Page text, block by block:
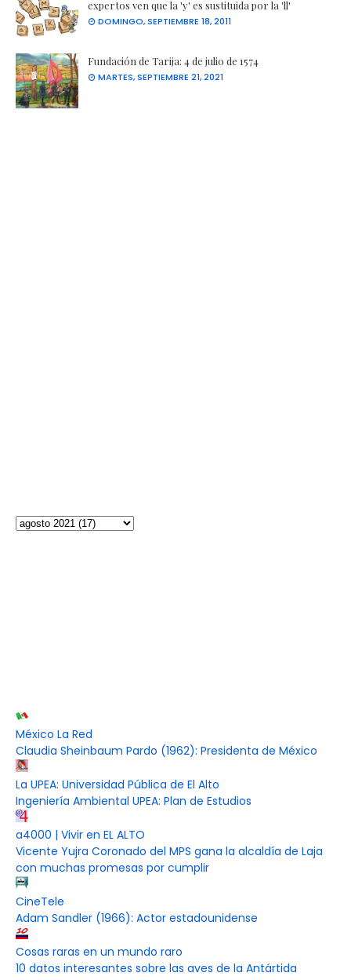
expertos ven que la 'y' es sustituida por la 'll'
DOMINGO, SEPTIEMBRE 18, 2011
Fundación de Tarija: 4 de julio de 1574
MARTES, SEPTIEMBRE 21, 2021
México La Red
Claudia Sheinbaum Pardo (1962): Presidenta de México
La UPEA: Universidad Pública de El Alto
Ingeniería Ambiental UPEA: Plan de Estudios
a4000 | Vivir en EL ALTO
Vicente Yujra Coronado del MPS gana la alcaldía de Laja
con muchas promesas por cumplir
CineTele
Adam Sandler (1966): Actor estadounidense
Cosas raras en un mundo raro
10 datos interesantes sobre las aves de la Antártida